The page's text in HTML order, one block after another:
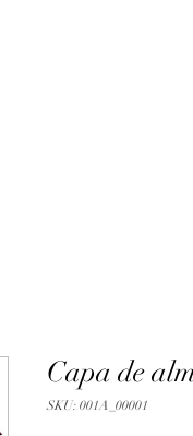
Capa de
SKU: 001A_00001